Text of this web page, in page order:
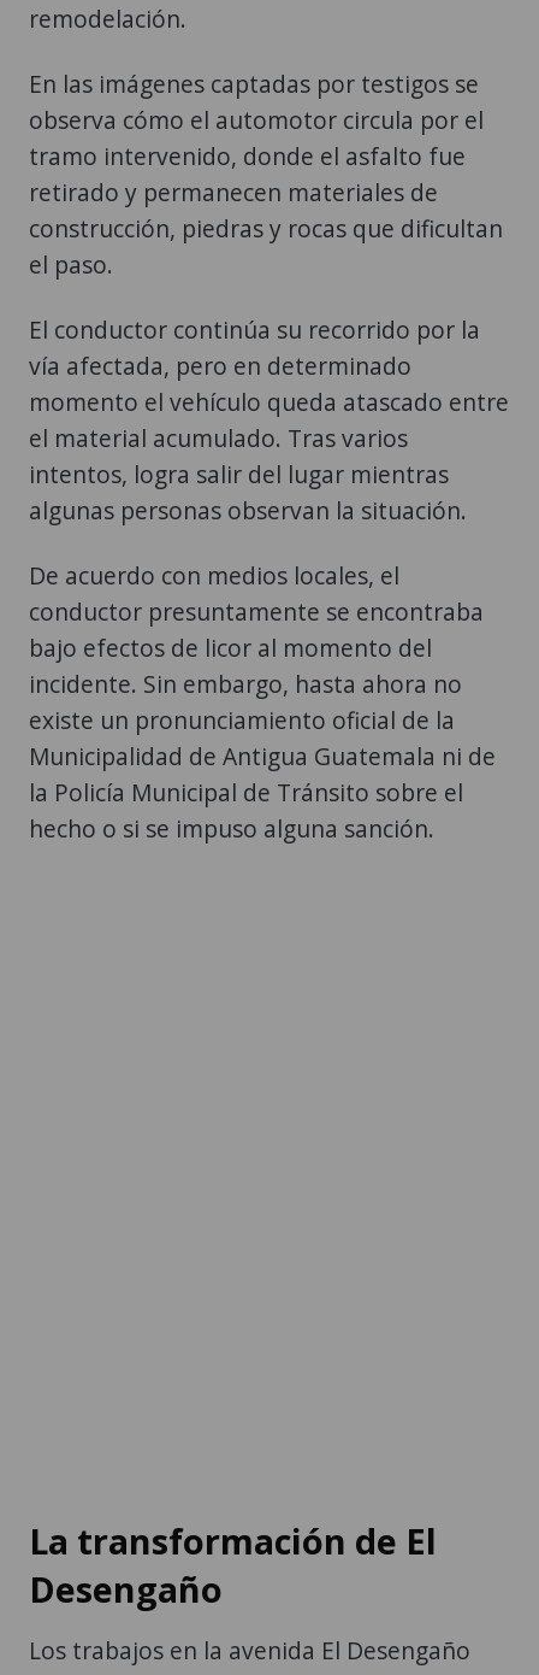
remodelación.
En las imágenes captadas por testigos se
observa cómo el automotor circula por el
tramo intervenido, donde el asfalto fue
retirado y permanecen materiales de
construcción, piedras y rocas que dificultan
el paso.
El conductor continúa su recorrido por la
vía afectada, pero en determinado
momento el vehículo queda atascado entre
el material acumulado. Tras varios
intentos, logra salir del lugar mientras
algunas personas observan la situación.
De acuerdo con medios locales, el
conductor presuntamente se encontraba
bajo efectos de licor al momento del
incidente. Sin embargo, hasta ahora no
existe un pronunciamiento oficial de la
Municipalidad de Antigua Guatemala ni de
la Policía Municipal de Tránsito sobre el
hecho o si se impuso alguna sanción.
La transformación de El
Desengaño
Los trabajos en la avenida El Desengaño